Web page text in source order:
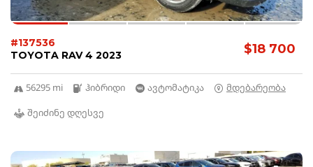
$18 700
#137536
TOYOTA RAV 4 2023
56295 mi ჰიბრიდი ავტომატიკა
მდებარეობა
შეიძინე დღესვე